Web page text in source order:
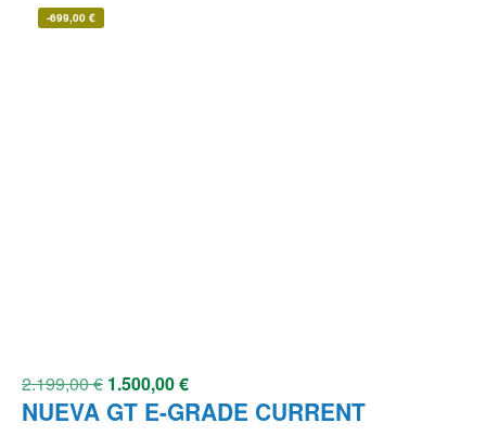
-699,00 €
2.199,00€ 1.500,00€
NUEVA GT E-GRADE CURRENT